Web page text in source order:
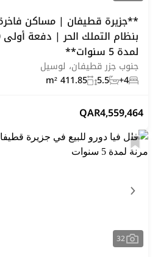
**جزيرة قطيفان | مساكن
لمدة 5 سنوات**
جنوب جزر قطيفان، لوسيل
4+
5.5
411.85 m²
4,559,464
QAR
32